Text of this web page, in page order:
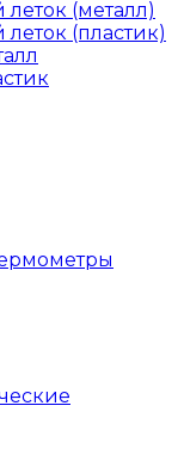
(металл)
(пластик)